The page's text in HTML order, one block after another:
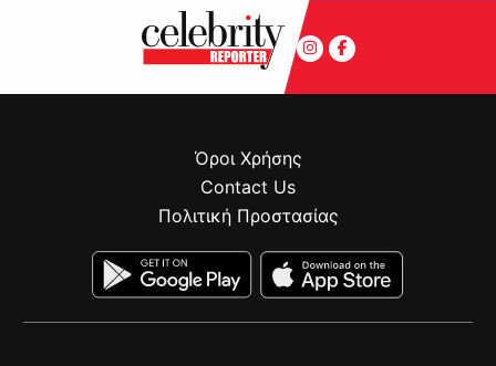
Όροι Χρήσης
Contact Us
Πολιτική Προστασίας